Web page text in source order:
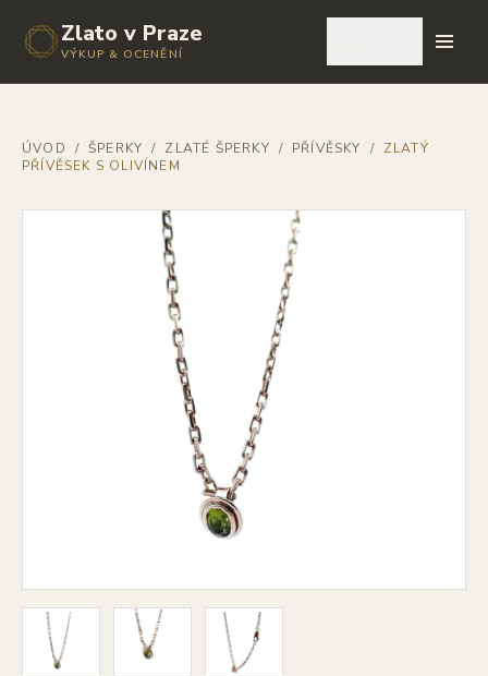
Zlato v Praze
VÝKUP & OCENĚNÍ
ÚVOD / ŠPERKY / ZLATÉ ŠPERKY / PŘÍVĚSKY / ZLATÝ
PŘÍVĚSEK S OLIVÍNEM